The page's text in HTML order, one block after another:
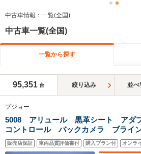
中古車情報：一覧(全国)
中古車一覧(全国)
一覧から探す
95,351 台 絞り込み 並べ
プジョー
5008 アリュール 黒革シート アダ
コントロール バックカメラ ブライ
ター 3列シート 電動リアゲート 運
ト LEDヘッドライト Bluetooth
販売店保証 車両品質評価書付 購入プラン付 オンラ